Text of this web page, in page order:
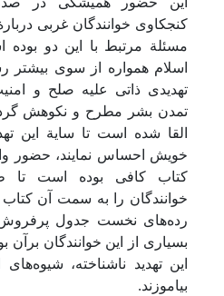
کنجکاوی خوانندگان غربی
مسئلة مرتبط با این دو
اسلام همواره از سوی بیشتر
تهدیدی ذاتی علیه صلح و
تمدن بشر مطرح و نکوهش
القا شده است تا سایة این
خویش احساس نمایند، حضور
کتاب کافی بوده است تا
خوانندگان را به سمت آن
رده‌های نخست جدول
بسیاری از این خوانندگان برآن
این تهدید ناشناخته،
بیاموزند.